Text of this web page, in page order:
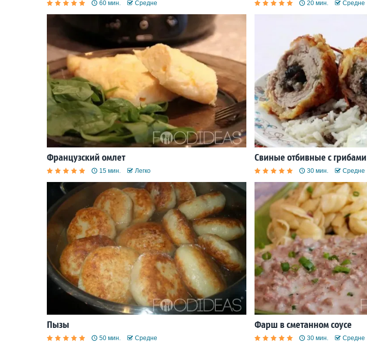
60 мин. Средне 20 мин. Средне
Французский омлет
15 мин. Легко
Свиные отбивные с грибами
30 мин. Средне
Пызы
50 мин. Средне
Фарш в сметанном соусе
30 мин. Средне